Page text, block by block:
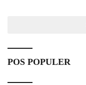
POS POPULER